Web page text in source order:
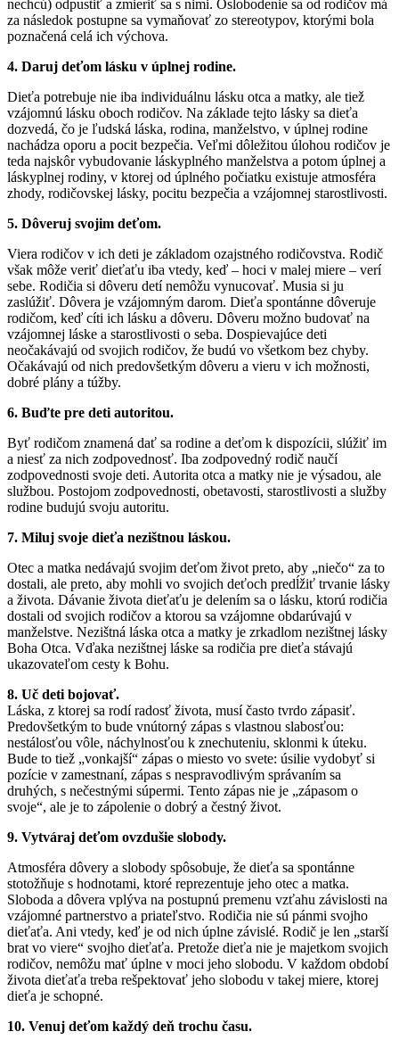
nechcú) odpustiť a zmieriť sa s nimi. Oslobodenie sa od rodičov má
za následok postupne sa vymaňovať zo stereotypov, ktorými bola
poznačená celá ich výchova.
4. Daruj deťom lásku v úplnej rodine.
Dieťa potrebuje nie iba individuálnu lásku otca a matky, ale tiež
vzájomnú lásku oboch rodičov. Na základe tejto lásky sa dieťa
dozvedá, čo je ľudská láska, rodina, manželstvo, v úplnej rodine
nachádza oporu a pocit bezpečia. Veľmi dôležitou úlohou rodičov je
teda najskôr vybudovanie láskyplného manželstva a potom úplnej a
láskyplnej rodiny, v ktorej od úplného počiatku existuje atmosféra
zhody, rodičovskej lásky, pocitu bezpečia a vzájomnej starostlivosti.
5. Dôveruj svojim deťom.
Viera rodičov v ich deti je základom ozajstného rodičovstva. Rodič
však môže veriť dieťaťu iba vtedy, keď – hoci v malej miere – verí
sebe. Rodičia si dôveru detí nemôžu vynucovať. Musia si ju
zaslúžiť. Dôvera je vzájomným darom. Dieťa spontánne dôveruje
rodičom, keď cíti ich lásku a dôveru. Dôveru možno budovať na
vzájomnej láske a starostlivosti o seba. Dospievajúce deti
neočakávajú od svojich rodičov, že budú vo všetkom bez chyby.
Očakávajú od nich predovšetkým dôveru a vieru v ich možnosti,
dobré plány a túžby.
6. Buďte pre deti autoritou.
Byť rodičom znamená dať sa rodine a deťom k dispozícii, slúžiť im
a niesť za nich zodpovednosť. Iba zodpovedný rodič naučí
zodpovednosti svoje deti. Autorita otca a matky nie je výsadou, ale
službou. Postojom zodpovednosti, obetavosti, starostlivosti a služby
rodine budujú svoju autoritu.
7. Miluj svoje dieťa nezištnou láskou.
Otec a matka nedávajú svojim deťom život preto, aby „niečo“ za to
dostali, ale preto, aby mohli vo svojich deťoch predĺžiť trvanie lásky
a života. Dávanie života dieťaťu je delením sa o lásku, ktorú rodičia
dostali od svojich rodičov a ktorou sa vzájomne obdarúvajú v
manželstve. Nezištná láska otca a matky je zrkadlom nezištnej lásky
Boha Otca. Vďaka nezištnej láske sa rodičia pre dieťa stávajú
ukazovateľom cesty k Bohu.
8. Uč deti bojovať.
Láska, z ktorej sa rodí radosť života, musí často tvrdo zápasiť.
Predovšetkým to bude vnútorný zápas s vlastnou slabosťou:
nestálosťou vôle, náchylnosťou k znechuteniu, sklonmi k úteku.
Bude to tiež „vonkajší“ zápas o miesto vo svete: úsilie vydobyť si
pozície v zamestnaní, zápas s nespravodlivým správaním sa
druhých, s nečestnými súpermi. Tento zápas nie je „zápasom o
svoje“, ale je to zápolenie o dobrý a čestný život.
9. Vytváraj deťom ovzdušie slobody.
Atmosféra dôvery a slobody spôsobuje, že dieťa sa spontánne
stotožňuje s hodnotami, ktoré reprezentuje jeho otec a matka.
Sloboda a dôvera vplýva na postupnú premenu vzťahu závislosti na
vzájomné partnerstvo a priateľstvo. Rodičia nie sú pánmi svojho
dieťaťa. Ani vtedy, keď je od nich úplne závislé. Rodič je len „starší
brat vo viere“ svojho dieťaťa. Pretože dieťa nie je majetkom svojich
rodičov, nemôžu mať úplne v moci jeho slobodu. V každom období
života dieťaťa treba rešpektovať jeho slobodu v takej miere, ktorej
dieťa je schopné.
10. Venuj deťom každý deň trochu času.